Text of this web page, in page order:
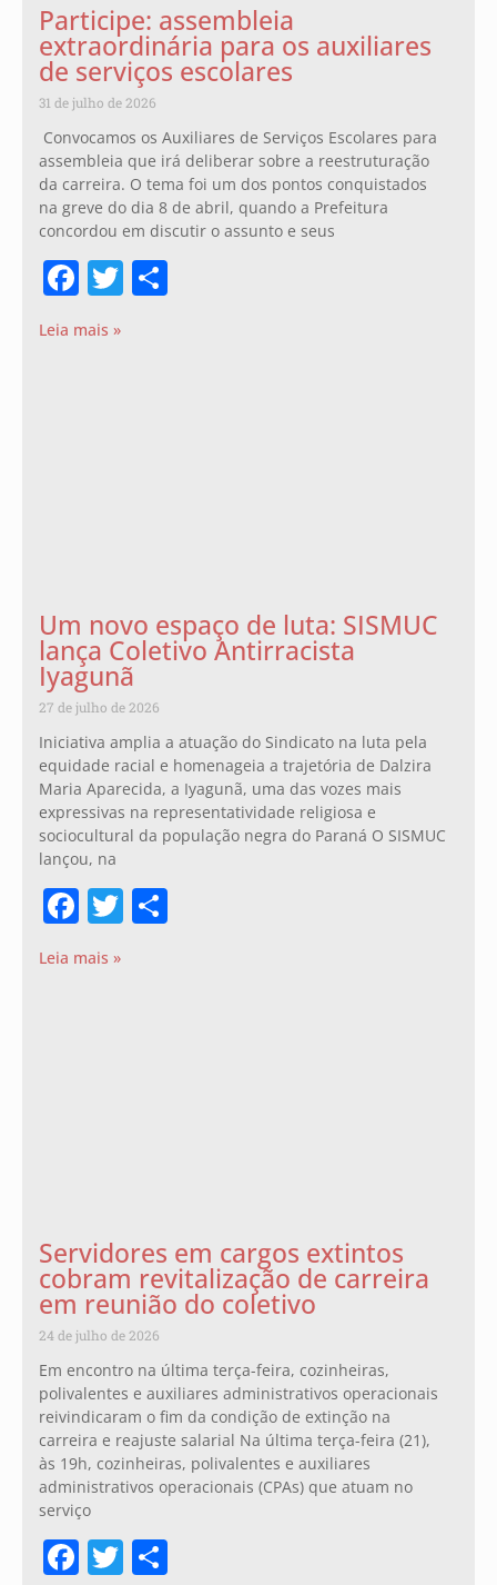
Participe: assembleia
extraordinária para os auxiliares
de serviços escolares
31 de julho de 2026
Convocamos os Auxiliares de Serviços Escolares para
assembleia que irá deliberar sobre a reestruturação
da carreira. O tema foi um dos pontos conquistados
na greve do dia 8 de abril, quando a Prefeitura
concordou em discutir o assunto e seus
Facebook
Twitter
Leia mais »
Um novo espaço de luta: SISMUC
lança Coletivo Antirracista
Iyagunã
27 de julho de 2026
Iniciativa amplia a atuação do Sindicato na luta pela
equidade racial e homenageia a trajetória de Dalzira
Maria Aparecida, a Iyagunã, uma das vozes mais
expressivas na representatividade religiosa e
sociocultural da população negra do Paraná O SISMUC
lançou, na
Facebook
Twitter
Leia mais »
Servidores em cargos extintos
cobram revitalização de carreira
em reunião do coletivo
24 de julho de 2026
Em encontro na última terça-feira, cozinheiras,
polivalentes e auxiliares administrativos operacionais
reivindicaram o fim da condição de extinção na
carreira e reajuste salarial Na última terça-feira (21),
às 19h, cozinheiras, polivalentes e auxiliares
administrativos operacionais (CPAs) que atuam no
serviço
Facebook
Twitter